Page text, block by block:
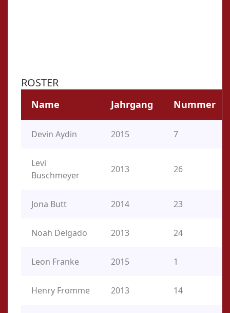
ROSTER
Name Jahrgang Nummer
Devin Aydin 2015 7
Levi
Buschmeyer
2013 26
Jona Butt 2014 23
Noah Delgado 2013 24
Leon Franke 2015 1
Henry Fromme 2013 14